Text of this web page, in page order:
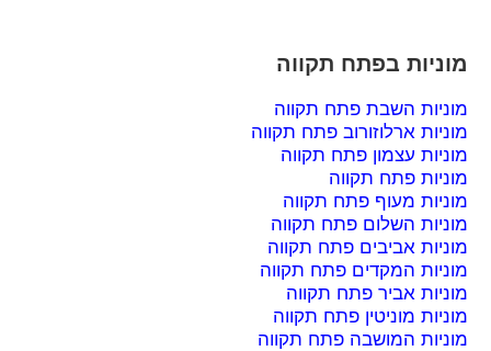
מוניות בפתח תקווה
מוניות השבת פתח תקווה
מוניות ארלוזורוב פתח תקווה
מוניות עצמון פתח תקווה
מוניות פתח תקווה
מוניות מעוף פתח תקווה
מוניות השלום פתח תקווה
מוניות אביבים פתח תקווה
מוניות המקדים פתח תקווה
מוניות אביר פתח תקווה
מוניות מוניטין פתח תקווה
מוניות המושבה פתח תקווה